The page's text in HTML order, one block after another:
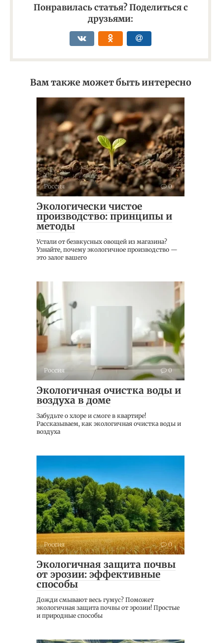
Понравилась статья? Поделиться с
друзьями:
Вам также может быть интересно
Россия 0
Экологически чистое
производство: принципы и
методы
Устали от безвкусных овощей из магазина?
Узнайте, почему экологичное производство —
это залог вашего
Россия 0
Экологичная очистка воды и
воздуха в доме
Забудьте о хлоре и смоге в квартире!
Рассказываем, как экологичная очистка воды и
воздуха
Россия 0
Экологичная защита почвы
от эрозии: эффективные
способы
Дожди смывают весь гумус? Поможет
экологичная защита почвы от эрозии! Простые
и природные способы